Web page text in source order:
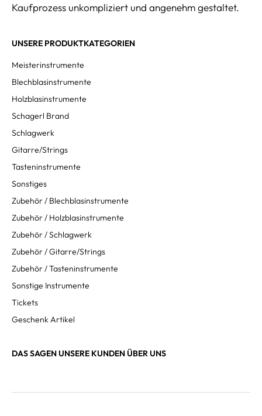
Kaufprozess unkompliziert und angenehm gestaltet.
UNSERE PRODUKTKATEGORIEN
Meisterinstrumente
Blechblasinstrumente
Holzblasinstrumente
Schagerl Brand
Schlagwerk
Gitarre/Strings
Tasteninstrumente
Sonstiges
Zubehör / Blechblasinstrumente
Zubehör / Holzblasinstrumente
Zubehör / Schlagwerk
Zubehör / Gitarre/Strings
Zubehör / Tasteninstrumente
Sonstige Instrumente
Tickets
Geschenk Artikel
DAS SAGEN UNSERE KUNDEN ÜBER UNS